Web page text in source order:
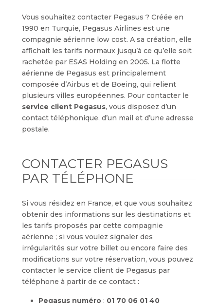
Vous souhaitez contacter Pegasus ? Créée en
1990 en Turquie, Pegasus Airlines est une
compagnie aérienne low cost. A sa création, elle
affichait les tarifs normaux jusqu’à ce qu’elle soit
rachetée par ESAS Holding en 2005. La flotte
aérienne de Pegasus est principalement
composée d’Airbus et de Boeing, qui relient
plusieurs villes européennes. Pour contacter le
service client Pegasus, vous disposez d’un
contact téléphonique, d’un mail et d’une adresse
postale.
CONTACTER PEGASUS
PAR TÉLÉPHONE
Si vous résidez en France, et que vous souhaitez
obtenir des informations sur les destinations et
les tarifs proposés par cette compagnie
aérienne ; si vous voulez signaler des
irrégularités sur votre billet ou encore faire des
modifications sur votre réservation, vous pouvez
contacter le service client de Pegasus par
téléphone à partir de ce contact :
Pegasus numéro: 01 70 06 01 40